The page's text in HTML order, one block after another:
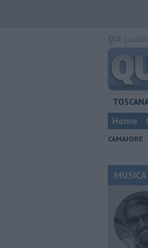
Home
CAMAIORE